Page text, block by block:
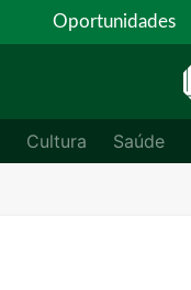
Oportunidades
Cultura Saúde